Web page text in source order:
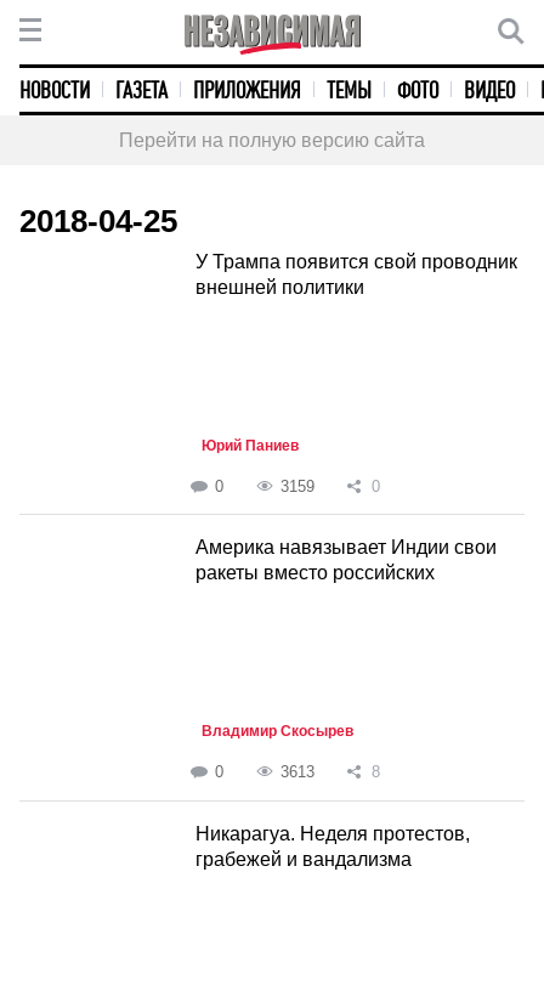
НОВОСТИ ГАЗЕТА ПРИЛОЖЕНИЯ ТЕМЫ ФОТО ВИДЕО
Перейти на полную версию сайта
2018-04-25
У Трампа появится свой проводник
внешней политики
Юрий Паниев
0 3159 0
Америка навязывает Индии свои
ракеты вместо российских
Владимир Скосырев
0 3613 8
Никарагуа. Неделя протестов,
грабежей и вандализма